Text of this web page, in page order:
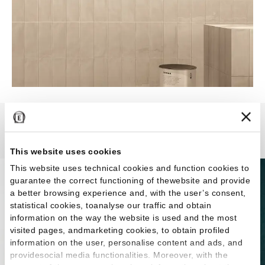
This website uses cookies
This website uses technical cookies and function cookies to
guarantee the correct functioning of thewebsite and provide
a better browsing experience and, with the user’s consent,
statistical cookies, toanalyse our traffic and obtain
information on the way the website is used and the most
visited pages, andmarketing cookies, to obtain profiled
information on the user, personalise content and ads, and
providesocial media functionalities. Moreover, with the